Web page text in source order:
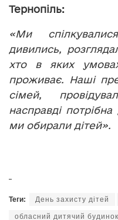
Тернопіль:
«Ми
дивились,
хто в яких
проживає. Наші
сімей,
насправді
ми обирали
Теги: День захисту дітей
обласний дитячий